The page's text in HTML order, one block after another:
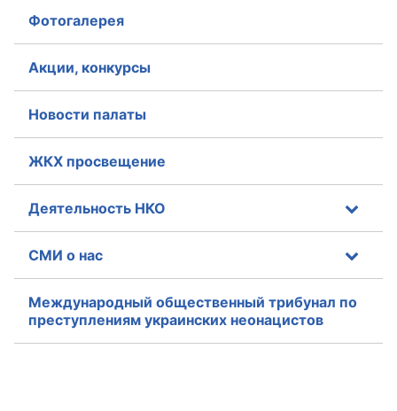
Аппарат ОП КО
УСТАВ ГКУ “АППАРАТ ОП КО”
Фотогалерея
Акции, конкурсы
Новости палаты
ЖКХ просвещение
Деятельность НКО
СМИ о нас
Международный общественный трибунал по
преступлениям украинских неонацистов